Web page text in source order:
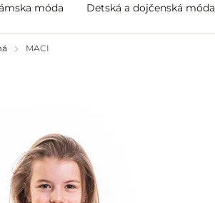
móda Detská a dojčenská móda
MACI